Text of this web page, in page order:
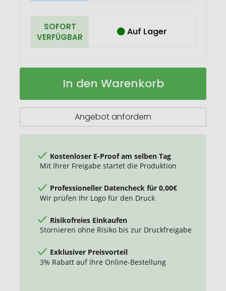
SOFORT
VERFÜGBAR
Auf Lager
TROIKA
Thermoflasche
Auf
In den Warenkorb
Angebot anfordern
Kostenloser E-Proof am selben Tag
Mit Ihrer Freigabe startet die Produktion
Professioneller Datencheck für 0,00€
Wir prüfen Ihr Logo für den Druck
Risikofreies Einkaufen
Stornieren ohne Risiko bis zur Druckfreigabe
Exklusiver Preisvorteil
3% Rabatt auf Ihre Online-Bestellung